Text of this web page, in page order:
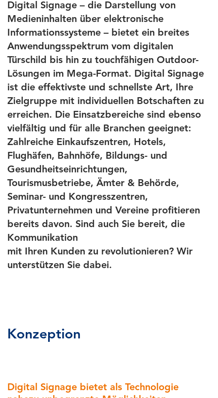
Digital Signage – die Darstellung von
Medieninhalten über elektronische
Informationssysteme – bietet ein breites
Anwendungsspektrum vom digitalen
Türschild bis hin zu touchfähigen Outdoor-
Lösungen im Mega-Format. Digital Signage
ist die effektivste und schnellste Art, Ihre
Zielgruppe mit individuellen Botschaften zu
erreichen. Die Einsatzbereiche sind ebenso
vielfältig und für alle Branchen geeignet:
Zahlreiche Einkaufszentren, Hotels,
Flughäfen, Bahnhöfe, Bildungs- und
Gesundheitseinrichtungen,
Tourismusbetriebe, Ämter & Behörde,
Seminar- und Kongresszentren,
Privatunternehmen und Vereine profitieren
bereits davon. Sind auch Sie bereit, die
Kommunikation
mit Ihren Kunden zu revolutionieren? Wir
unterstützen Sie dabei.
Konzeption
Digital Signage bietet als Technologie